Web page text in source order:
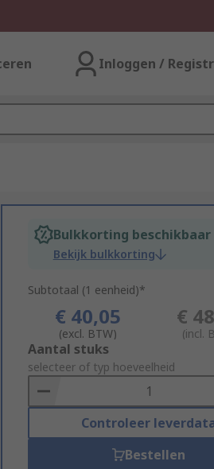
Inloggen /
Bulkkorting beschikbaar
Bekijk bulkkorting
Subtotaal (1 eenheid)*
€ 40,05
(excl. BTW)
€
(incl.
Add
to
Basket
Aantal stuks
selecteer of typ hoeveelheid
Controleer
Bestellen